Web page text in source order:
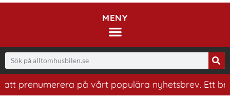
MENY
på vårt populära nyhetsbrev. Ett bra sätt